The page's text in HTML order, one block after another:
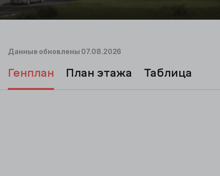
Подбор
генплан план этажа таблица
Данные обновлены 07.08.2026